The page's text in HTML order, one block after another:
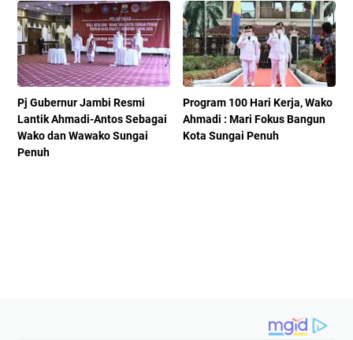
Pj Gubernur Jambi Resmi
Lantik Ahmadi-Antos Sebagai
Wako dan Wawako Sungai
Penuh
Program 100 Hari Kerja, Wako
Ahmadi : Mari Fokus Bangun
Kota Sungai Penuh